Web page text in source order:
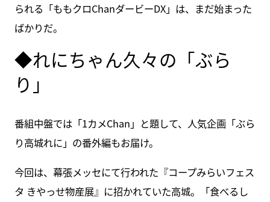
られる「ももクロChanダービーDX」は、まだ始まった
ばかりだ。
◆れにちゃん久々の「ぶら
り」
番組中盤では「1カメChan」と題して、人気企画「ぶら
り高城れに」の番外編もお届け。
今回は、幕張メッセにて行われた『コープみらいフェス
タ きやっせ物産展』に招かれていた高城。「食べるし